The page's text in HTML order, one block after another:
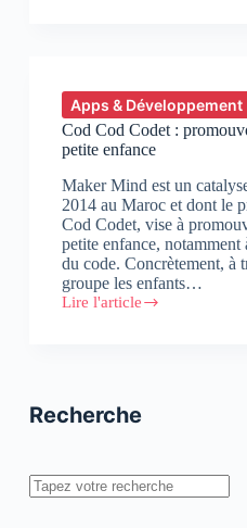
Foll
nous
parle
de
Code
Week
Apps & Développement
Cod Cod Codet :
petite enfance
Maker Mind est un
2014 au Maroc et dont le
Cod Codet, vise à
petite enfance, notamment
du code. Concrètement, à
groupe les enfants…
Lire l'article
Cod
dès
enfance
Recherche
Rechercher